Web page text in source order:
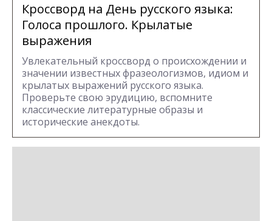
Кроссворд на День русского языка:
Голоса прошлого. Крылатые
выражения
Увлекательный кроссворд о происхождении и
значении известных фразеологизмов, идиом и
крылатых выражений русского языка.
Проверьте свою эрудицию, вспомните
классические литературные образы и
исторические анекдоты.